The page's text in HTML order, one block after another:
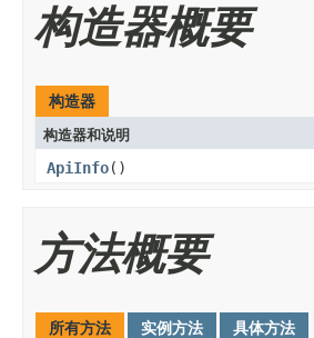
构造器概要
构造器
构造器和说明
ApiInfo()
方法概要
所有方法 实例方法 具体方法